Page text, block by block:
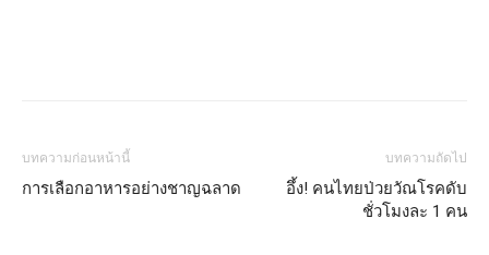
บทความก่อนหน้านี้
การเลือกอาหารอย่างชาญฉลาด
บทความถัดไป
อึ้ง! คนไทยป่วยวัณโรคดับ
ชั่วโมงละ 1 คน